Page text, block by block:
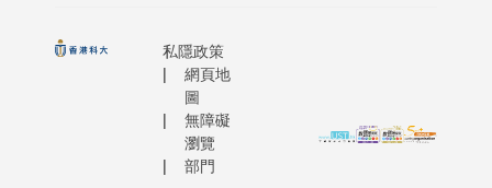
私隱政策
網頁地
圖
無障礙
瀏覽
部門